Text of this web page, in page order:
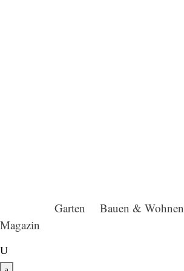
Magazin
Garten Bauen & Wohnen
U